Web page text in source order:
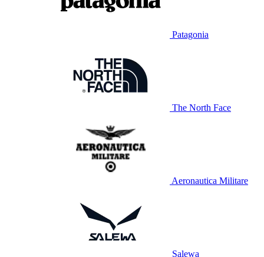
Patagonia
The North Face
Aeronautica Militare
Salewa